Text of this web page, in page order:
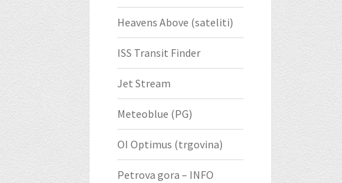
Heavens Above (sateliti)
ISS Transit Finder
Jet Stream
Meteoblue (PG)
OI Optimus (trgovina)
Petrova gora – INFO